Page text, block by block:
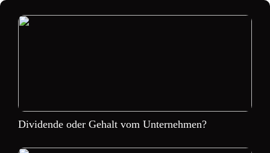
Dividende oder Gehalt vom Unternehmen?